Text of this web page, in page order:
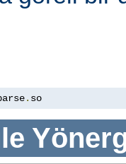
. so